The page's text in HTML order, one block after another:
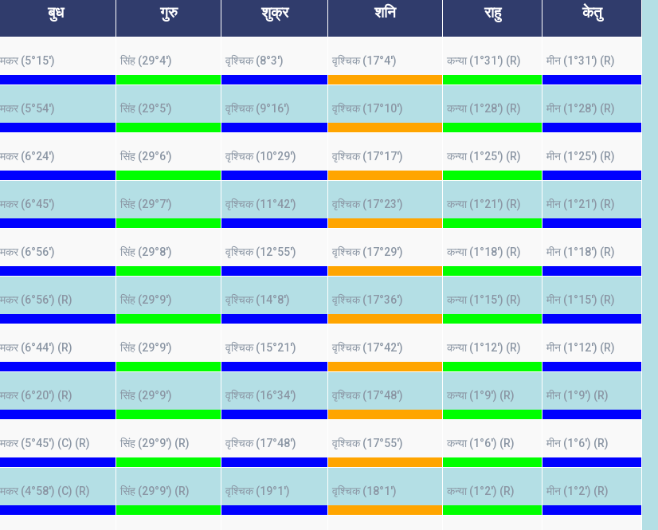
बुध गुरु शुक्र शनि राहु केतु
मकर (5°15') सिंह (29°4') वृश्चिक (8°3') वृश्चिक (17°4') कन्या (1°31') (R) मीन (1°31') (R)
मकर (5°54') सिंह (29°5') वृश्चिक (9°16') वृश्चिक (17°10') कन्या (1°28') (R) मीन (1°28') (R)
मकर (6°24') सिंह (29°6') वृश्चिक (10°29') वृश्चिक (17°17') कन्या (1°25') (R) मीन (1°25') (R)
मकर (6°45') सिंह (29°7') वृश्चिक (11°42') वृश्चिक (17°23') कन्या (1°21') (R) मीन (1°21') (R)
मकर (6°56') सिंह (29°8') वृश्चिक (12°55') वृश्चिक (17°29') कन्या (1°18') (R) मीन (1°18') (R)
मकर (6°56') (R) सिंह (29°9') वृश्चिक (14°8') वृश्चिक (17°36') कन्या (1°15') (R) मीन (1°15') (R)
मकर (6°44') (R) सिंह (29°9') वृश्चिक (15°21') वृश्चिक (17°42') कन्या (1°12') (R) मीन (1°12') (R)
मकर (6°20') (R) सिंह (29°9') वृश्चिक (16°34') वृश्चिक (17°48') कन्या (1°9') (R) मीन (1°9') (R)
मकर (5°45') (C) (R) सिंह (29°9') (R) वृश्चिक (17°48') वृश्चिक (17°55') कन्या (1°6') (R) मीन (1°6') (R)
मकर (4°58') (C) (R) सिंह (29°9') (R) वृश्चिक (19°1') वृश्चिक (18°1') कन्या (1°2') (R) मीन (1°2') (R)